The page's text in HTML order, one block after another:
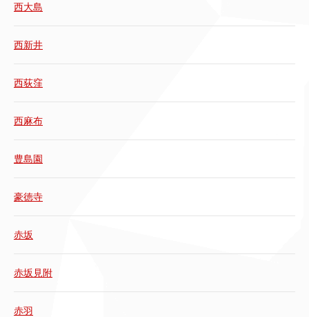
西大島
西新井
西荻窪
西麻布
豊島園
豪徳寺
赤坂
赤坂見附
赤羽